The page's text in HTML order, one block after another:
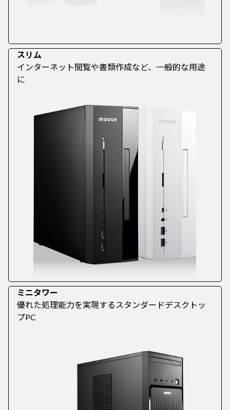
スリム
インターネット閲覧や書類作成など、一般的な用途
に
ミニタワー
優れた処理能力を実現するスタンダードデスクトッ
プPC